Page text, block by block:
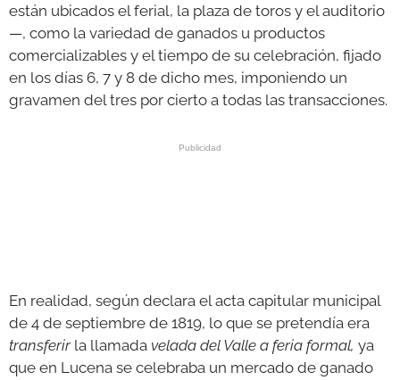
están ubicados el ferial, la plaza de toros y el auditorio
—, como la variedad de ganados u productos
comercializables y el tiempo de su celebración, fijado
en los días 6, 7 y 8 de dicho mes, imponiendo un
gravamen del tres por cierto a todas las transacciones.
En realidad, según declara el acta capitular municipal
de 4 de septiembre de 1819, lo que se pretendía era
transferirla llamada velada del Valle a feria formal, ya
que en Lucena se celebraba un mercado de ganado